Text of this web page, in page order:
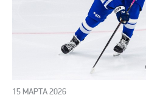
15 МАРТА 2026